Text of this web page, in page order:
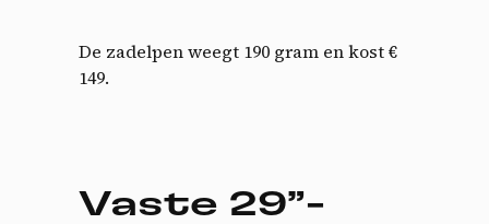
De zadelpen weegt 190 gram en kost €
149.
Vaste 29”-